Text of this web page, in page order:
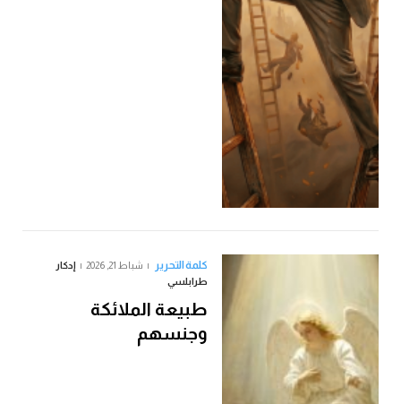
كلمة التحرير شباط 21, 2026
إدكار
طرابلسي
طبيعة الملائكة
وجنسهم